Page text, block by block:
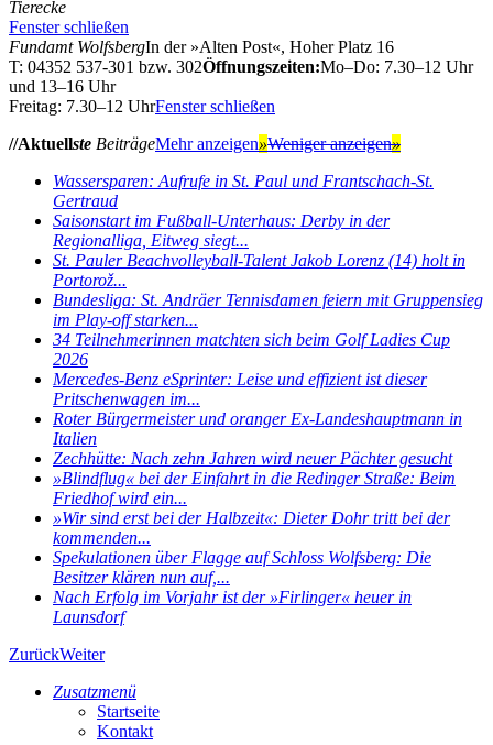
Tierecke
Fenster schließen
Fundamt WolfsbergIn der »Alten Post«, Hoher Platz 16
T: 04352 537-301 bzw. 302Öffnungszeiten:Mo–Do: 7.30–12 Uhr
und 13–16 Uhr
Freitag: 7.30–12 UhrFenster schließen
//Aktuellste BeiträgeMehr anzeigen»Weniger anzeigen»
Wassersparen: Aufrufe in St. Paul und Frantschach-St.
Gertraud
Saisonstart im Fußball-Unterhaus: Derby in der
Regionalliga, Eitweg siegt...
St. Pauler Beachvolleyball-Talent Jakob Lorenz (14) holt in
Portorož...
Bundesliga: St. Andräer Tennisdamen feiern mit Gruppensieg
im Play-off starken...
34 Teilnehmerinnen matchten sich beim Golf Ladies Cup
2026
Mercedes-Benz eSprinter: Leise und effizient ist dieser
Pritschenwagen im...
Roter Bürgermeister und oranger Ex-Landeshauptmann in
Italien
Zechhütte: Nach zehn Jahren wird neuer Pächter gesucht
»Blindflug« bei der Einfahrt in die Redinger Straße: Beim
Friedhof wird ein...
»Wir sind erst bei der Halbzeit«: Dieter Dohr tritt bei der
kommenden...
Spekulationen über Flagge auf Schloss Wolfsberg: Die
Besitzer klären nun auf,...
Nach Erfolg im Vorjahr ist der »Firlinger« heuer in
Launsdorf
ZurückWeiter
Zusatzmenü
Startseite
Kontakt